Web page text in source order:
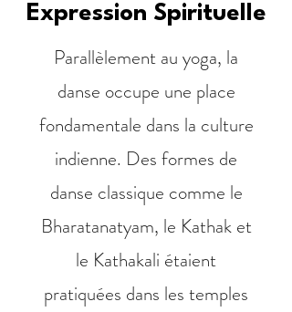
Expression Spirituelle
Parallèlement au yoga, la
danse occupe une place
fondamentale dans la culture
indienne. Des formes de
danse classique comme le
Bharatanatyam, le Kathak et
le Kathakali étaient
pratiquées dans les temples